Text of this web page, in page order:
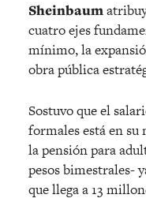
Sheinbaum
cuatro ejes
mínimo, la
obra pública
Sostuvo que el
formales está en
la pensión para
pesos bimestrales-
que llega a 13